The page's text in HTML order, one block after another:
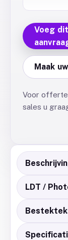
Voeg
Maak
Voor
sales u
LDT /